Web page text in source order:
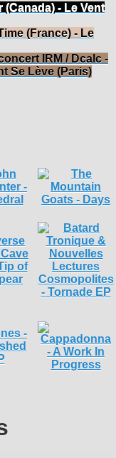
- Le Vent
(France) - Le
IRM / Dcalc -
Se Lève (Paris)